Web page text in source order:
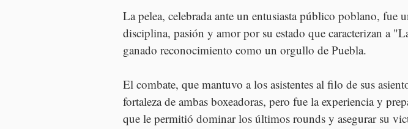
La pelea, celebrada ante un entusiasta público poblano, fue
disciplina, pasión y amor por su estado que caracterizan a
ganado reconocimiento como un orgullo de Puebla.
El combate, que mantuvo a los asistentes al filo de sus
fortaleza de ambas boxeadoras, pero fue la experiencia y
que le permitió dominar los últimos rounds y asegurar su